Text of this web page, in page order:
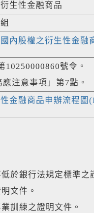
生性金融商品
內股權之衍生性金融
10250000860號令。
注意事項」第7點。
金融商品申辦流程圖
於銀行法規定標準之
文件。
訓練之證明文件。